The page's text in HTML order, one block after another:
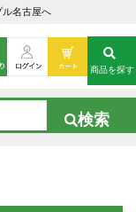
ル名古屋へ
商品を探す